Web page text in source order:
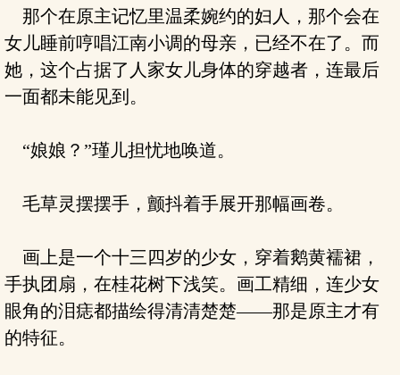
那个在原主记忆里温柔婉约的妇人，那个会在
女儿睡前哼唱江南小调的母亲，已经不在了。而
她，这个占据了人家女儿身体的穿越者，连最后
一面都未能见到。
“娘娘？”瑾儿担忧地唤道。
毛草灵摆摆手，颤抖着手展开那幅画卷。
画上是一个十三四岁的少女，穿着鹅黄襦裙，
手执团扇，在桂花树下浅笑。画工精细，连少女
眼角的泪痣都描绘得清清楚楚——那是原主才有
的特征。